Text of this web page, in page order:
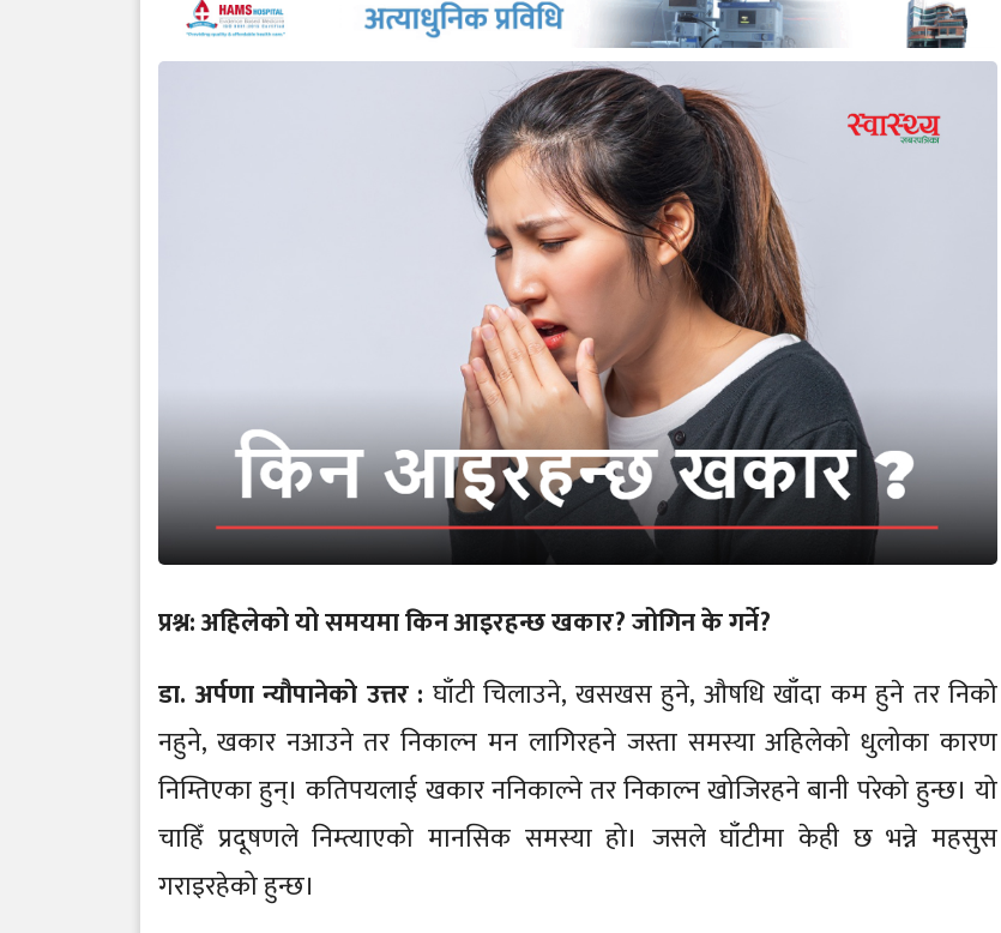
प्रश्न: अहिलेको यो समयमा किन आइरहन्छ खकार? जोगिन के गर्ने?
डा. अर्पणा न्यौपानेको उत्तर : घाँटी चिलाउने, खसखस हुने, औषधि खाँदा कम हुने तर निको
नहुने, खकार नआउने तर निकाल्न मन लागिरहने जस्ता समस्या अहिलेको धुलोका कारण
निम्तिएका हुन्। कतिपयलाई खकार ननिकाल्ने तर निकाल्न खोजिरहने बानी परेको हुन्छ। यो
चाहिँ प्रदूषणले निम्त्याएको मानसिक समस्या हो। जसले घाँटीमा केही छ भन्ने महसुस
गराइरहेको हुन्छ।